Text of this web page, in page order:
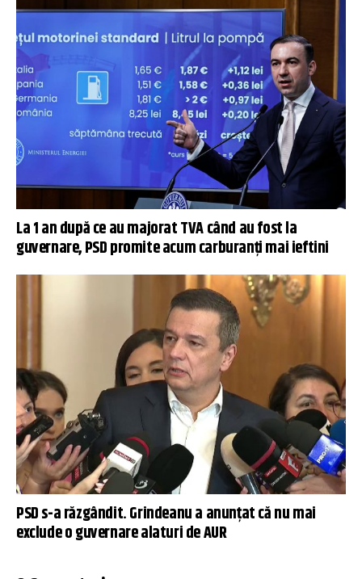
La 1 an după ce au majorat TVA când au fost la
guvernare, PSD promite acum carburanți mai ieftini
PSD s-a răzgândit. Grindeanu a anunțat că nu mai
exclude o guvernare alaturi de AUR